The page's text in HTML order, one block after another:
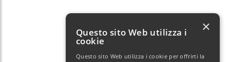
E-mail:info@poochy.it
Questo sito Web utilizza i
cookie
Questo sito Web utilizza i cookie per offrirti la
×